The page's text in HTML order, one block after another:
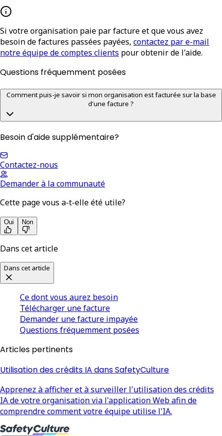
Si votre organisation paie par facture et que vous avez
besoin de factures passées payées, contactez par e-mail
notre équipe de comptes clients pour obtenir de l'aide.
Questions fréquemment posées
Comment puis-je savoir si mon organisation est facturée sur la base
d'une facture ?
Besoin d'aide supplémentaire?
Contactez-nous
Demander à la communauté
Cette page vous a-t-elle été utile?
Oui Non
Dans cet article
Dans cet article
Ce dont vous aurez besoin
Télécharger une facture
Demander une facture impayée
Questions fréquemment posées
Articles pertinents
Utilisation des crédits IA dans SafetyCulture
Apprenez à afficher et à surveiller l'utilisation des crédits
IA de votre organisation via l'application Web afin de
comprendre comment votre équipe utilise l'IA.